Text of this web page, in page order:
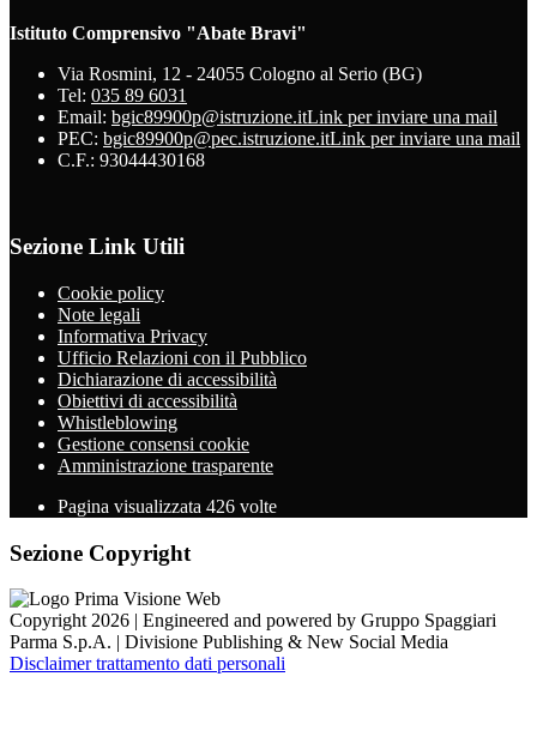
Istituto Comprensivo "Abate Bravi"
Via Rosmini, 12 - 24055 Cologno al Serio (BG)
Tel: 035 89 6031
Email: bgic89900p@istruzione.itLink per inviare una mail
PEC: bgic89900p@pec.istruzione.itLink per inviare una mail
C.F.: 93044430168
Sezione Link Utili
Cookie policy
Note legali
Informativa Privacy
Ufficio Relazioni con il Pubblico
Dichiarazione di accessibilità
Obiettivi di accessibilità
Whistleblowing
Gestione consensi cookie
Amministrazione trasparente
Pagina visualizzata 426 volte
Sezione Copyright
Copyright 2026 | Engineered and powered by Gruppo Spaggiari
Parma S.p.A. | Divisione Publishing & New Social Media
Disclaimer trattamento dati personali